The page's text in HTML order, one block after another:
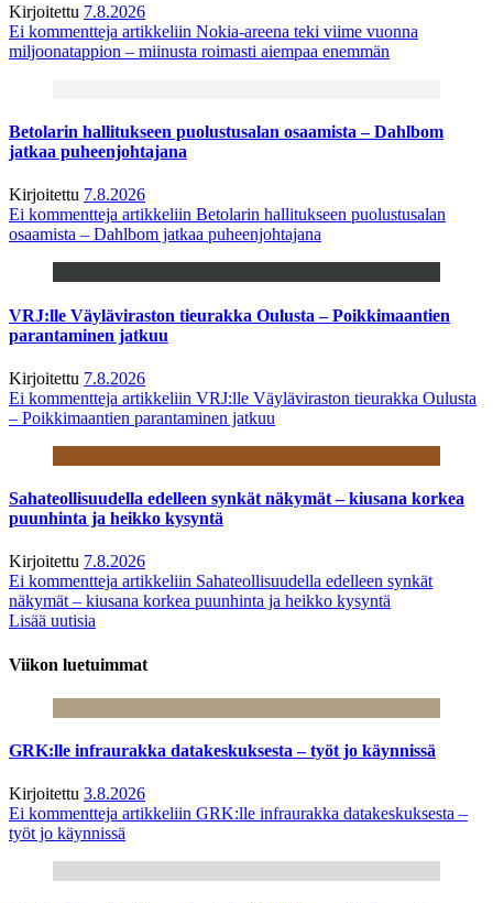
Kirjoitettu 7.8.2026
Ei kommentteja artikkeliin Nokia-areena teki viime vuonna
miljoonatappion – miinusta roimasti aiempaa enemmän
Betolarin hallitukseen puolustusalan osaamista – Dahlbom
jatkaa puheenjohtajana
Kirjoitettu 7.8.2026
Ei kommentteja artikkeliin Betolarin hallitukseen puolustusalan
osaamista – Dahlbom jatkaa puheenjohtajana
VRJ:lle Väyläviraston tieurakka Oulusta – Poikkimaantien
parantaminen jatkuu
Kirjoitettu 7.8.2026
Ei kommentteja artikkeliin VRJ:lle Väyläviraston tieurakka Oulusta
– Poikkimaantien parantaminen jatkuu
Sahateollisuudella edelleen synkät näkymät – kiusana korkea
puunhinta ja heikko kysyntä
Kirjoitettu 7.8.2026
Ei kommentteja artikkeliin Sahateollisuudella edelleen synkät
näkymät – kiusana korkea puunhinta ja heikko kysyntä
Lisää uutisia
Viikon luetuimmat
GRK:lle infraurakka datakeskuksesta – työt jo käynnissä
Kirjoitettu 3.8.2026
Ei kommentteja artikkeliin GRK:lle infraurakka datakeskuksesta –
työt jo käynnissä